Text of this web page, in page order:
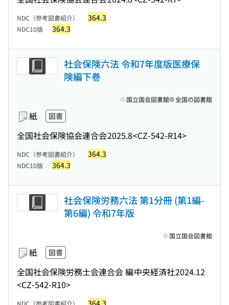
NDC（参考図書紹介） 364.3
NDC10版 364.3
社会保険六法 令和7年度版医療保
険編下巻
紙 図書
全国社会保険協会連合会2025.8<CZ-542-R14>
国立国会図書館 全国の図書館
NDC（参考図書紹介） 364.3
NDC10版 364.3
社会保険労務六法 第1分冊 (第1編-
第6編) 令和7年版
紙 図書
全国社会保険労務士会連合会 編中央経済社2024.12
<CZ-542-R10>
国立国会図書館
NDC（参考図書紹介） 364.3